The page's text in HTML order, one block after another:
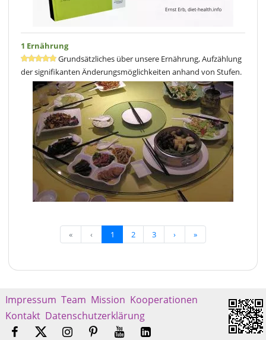
1 Ernährung
Grundsätzliches über unsere Ernährung, Aufzählung
der signifikanten Änderungsmöglichkeiten anhand von Stufen.
« ‹ 1 2 3 › »
Impressum Team Mission Kooperationen
Kontakt Datenschutzerklärung